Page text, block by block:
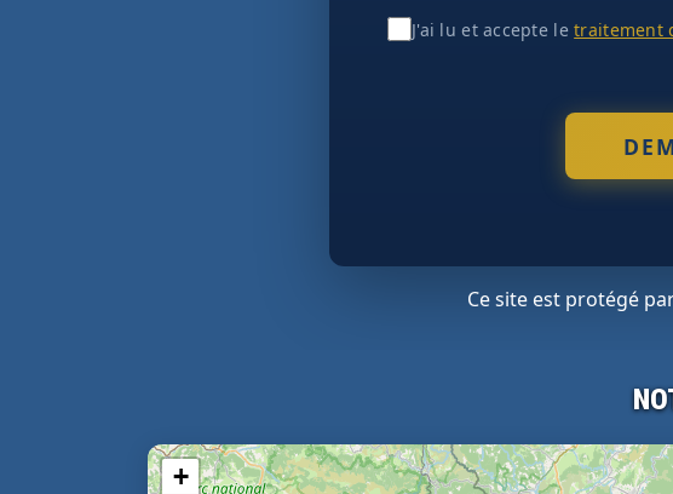
J'ai lu et accepte letraitement
Ce site est protégé
+